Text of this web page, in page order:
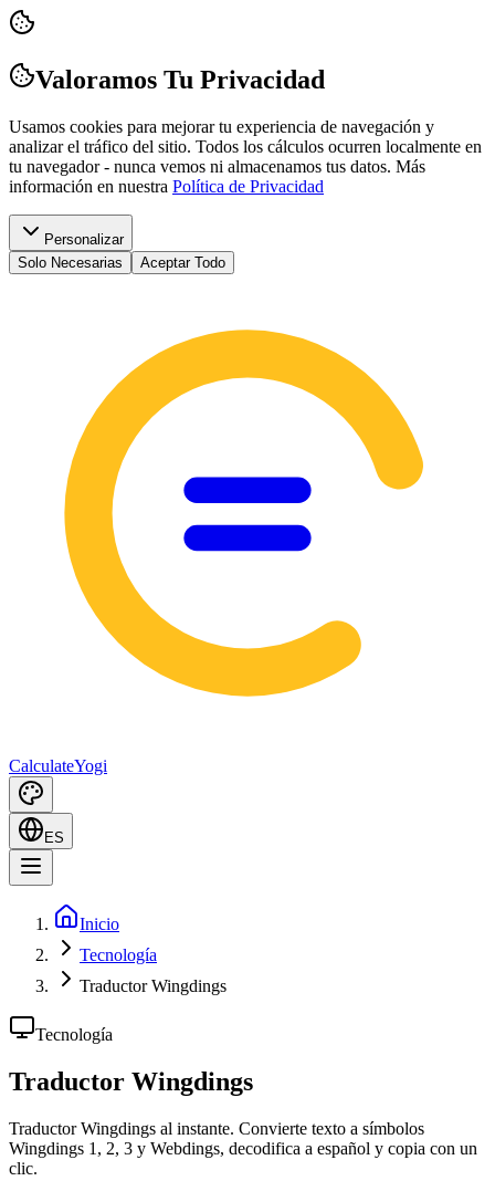
Valoramos Tu Privacidad
Usamos cookies para mejorar tu experiencia de navegación y
analizar el tráfico del sitio. Todos los cálculos ocurren localmente en
tu navegador - nunca vemos ni almacenamos tus datos. Más
información en nuestra Política de Privacidad
Personalizar
Solo Necesarias
Aceptar Todo
CalculateYogi
ES
Inicio
Tecnología
Traductor Wingdings
Tecnología
Traductor Wingdings
Traductor Wingdings al instante. Convierte texto a símbolos
Wingdings 1, 2, 3 y Webdings, decodifica a español y copia con un
clic.